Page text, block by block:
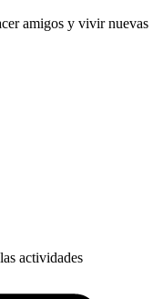
amigos y vivir nuevas
actividades